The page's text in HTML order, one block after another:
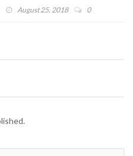
August 25, 2018 0